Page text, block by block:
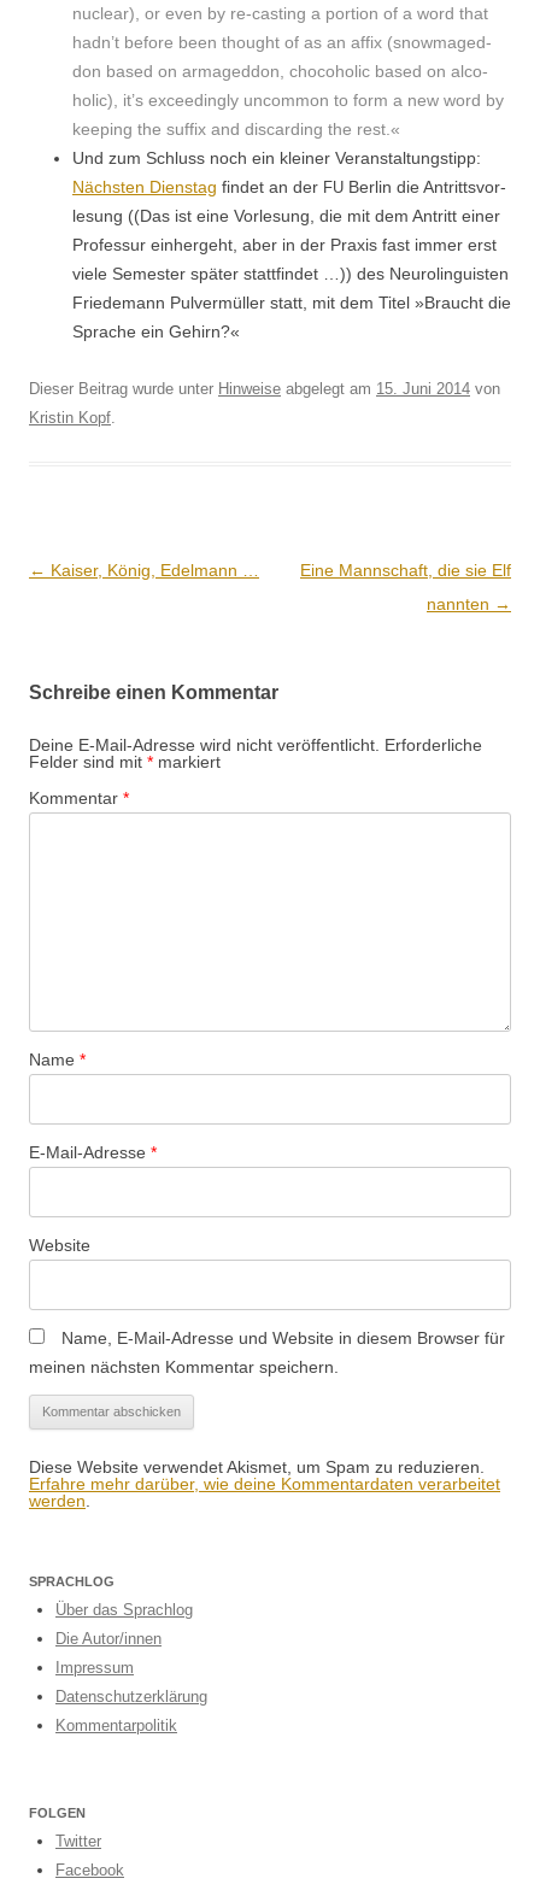
nuclear), or even by re-cast­ing a por­tion of a word that
had­n’t before been thought of as an affix (snow­maged­
don based on armaged­don, choco­holic based on alco­
holic), it’s exceed­ing­ly uncom­mon to form a new word by
keep­ing the suf­fix and dis­card­ing the rest.«
Und zum Schluss noch ein klein­er Ver­anstal­tungstipp:
Näch­sten Dien­stag find­et an der FU Berlin die Antrittsvor­
lesung ((Das ist eine Vor­lesung, die mit dem Antritt ein­er
Pro­fes­sur ein­herge­ht, aber in der Prax­is fast immer erst
viele Semes­ter später stat­tfind­et …)) des Neu­rolin­guis­ten
Friede­mann Pul­ver­müller statt, mit dem Titel »Braucht die
Sprache ein Gehirn?«
Dieser Beitrag wurde unter Hinweise abgelegt am 15. Juni 2014 von
Kristin Kopf
Beitrags-
← Kaiser, König, Edelmann …
Eine Mannschaft, die sie Elf
nannten →
Schreibe einen Kommentar
Deine E-Mail-Adresse wird nicht veröffentlicht. Erforderliche
Felder sind mit * markiert
Kommentar *
Name *
E-Mail-Adresse *
Website
Name, E-Mail-Adresse und Website in diesem Browser für
meinen nächsten Kommentar speichern.
Diese Website verwendet Akismet, um Spam zu reduzieren.
Erfahre mehr darüber, wie deine Kommentardaten verarbeitet
werden
SPRACHLOG
Über das Sprachlog
Die Autor/innen
Impressum
Datenschutzerklärung
Kommentarpolitik
FOLGEN
Twitter
Facebook